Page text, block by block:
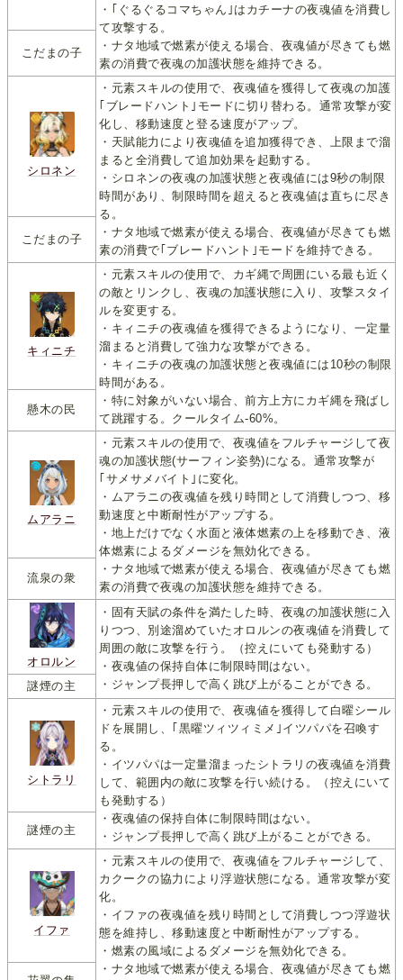
・｢ぐるぐるコマちゃん｣はカチーナの夜魂値を消費し
て攻撃する。
・ナタ地域で燃素が使える場合、夜魂値が尽きても燃
素の消費で夜魂の加護状態を維持できる。
こだまの子
シロネン
・元素スキルの使用で、夜魂値を獲得して夜魂の加護
｢ブレードハント｣モードに切り替わる。通常攻撃が変
化し、移動速度と登る速度がアップ。
・天賦能力により夜魂値を追加獲得でき、上限まで溜
まると全消費して追加効果を起動する。
・シロネンの夜魂の加護状態と夜魂値には9秒の制限
時間があり、制限時間を超えると夜魂値は直ちに尽き
る。
・ナタ地域で燃素が使える場合、夜魂値が尽きても燃
素の消費で｢ブレードハント｣モードを維持できる。
こだまの子
キィニチ
・元素スキルの使用で、カギ縄で周囲にいる最も近く
の敵とリンクし、夜魂の加護状態に入り、攻撃スタイ
ルを変更する。
・キィニチの夜魂値を獲得できるようになり、一定量
溜まると消費して強力な攻撃ができる。
・キィニチの夜魂の加護状態と夜魂値には10秒の制限
時間がある。
・特に対象がいない場合、前方上方にカギ縄を飛ばし
て跳躍する。クールタイム-60%。
懸木の民
ムアラニ
・元素スキルの使用で、夜魂値をフルチャージして夜
魂の加護状態(サーフィン姿勢)になる。通常攻撃が
｢サメサメバイト｣に変化。
・ムアラニの夜魂値を残り時間として消費しつつ、移
動速度と中断耐性がアップする。
・地上だけでなく水面と液体燃素の上を移動でき、液
体燃素によるダメージを無効化できる。
・ナタ地域で燃素が使える場合、夜魂値が尽きても燃
素の消費で夜魂の加護状態を維持できる。
流泉の衆
オロルン
・固有天賦の条件を満たした時、夜魂の加護状態に入
りつつ、別途溜めていたオロルンの夜魂値を消費して
周囲の敵に攻撃を行う。（控えにいても発動する）
・夜魂値の保持自体に制限時間はない。
・ジャンプ長押しで高く跳び上がることができる。
謎煙の主
シトラリ
・元素スキルの使用で、夜魂値を獲得して白曜シール
ドを展開し、｢黒曜ツィツィミメ｣イツパパを召喚す
る。
・イツパパは一定量溜まったシトラリの夜魂値を消費
して、範囲内の敵に攻撃を行い続ける。（控えにいて
も発動する）
・夜魂値の保持自体に制限時間はない。
・ジャンプ長押しで高く跳び上がることができる。
謎煙の主
イファ
・元素スキルの使用で、夜魂値をフルチャージして、
カクークの協力により浮遊状態になる。通常攻撃が変
化。
・イファの夜魂値を残り時間として消費しつつ浮遊状
態を維持し、移動速度と中断耐性がアップする。
・燃素の風域によるダメージを無効化できる。
・ナタ地域で燃素が使える場合、夜魂値が尽きても燃